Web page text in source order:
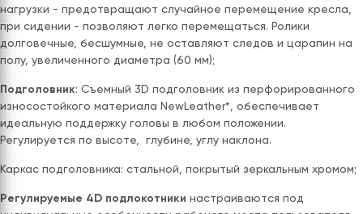
нагрузки - предотвращают случайное перемещение кресла,
при сидении - позволяют легко перемещаться. Ролики
долговечные, бесшумные, не оставляют следов и царапин на
полу, увеличенного диаметра (60 мм);
Подголовник: Съемный 3D подголовник из перфорированного
износостойкого материала NewLeather*, обеспечивает
идеальную поддержку головы в любом положении.
Регулируется по высоте, глубине, углу наклона.
Каркас подголовника: стальной, покрытый зеркальным хромом;
Регулируемые 4D подлокотники настраиваются под